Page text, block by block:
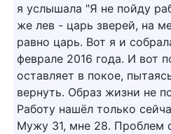
я услышала "Я не пойду
же лев - царь зверей, на
равно царь. Вот я и
феврале 2016 года. И вот
оставляет в покое,
вернуть. Образ жизни не
Работу нашёл только
Мужу 31, мне 28. Проблем